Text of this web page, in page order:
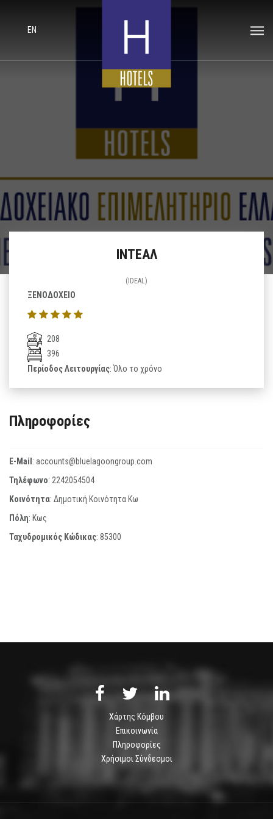
EN
ΙΝΤΕΑΛ
(IDEAL)
ΞΕΝΟΔΟΧΕΙΟ
208
396
Περίοδος Λειτουργίας: Όλο το χρόνο
Πληροφορίες
E-Mail: accounts@bluelagoongroup.com
Τηλέφωνο: 2242054504
Κοινότητα: Δημοτική Κοινότητα Κω
Πόλη: Κως
Ταχυδρομικός Κώδικας: 85300
Χάρτης Κόμβου
Επικοινωνία
Πληροφορίες
Χρήσιμοι Σύνδεσμοι